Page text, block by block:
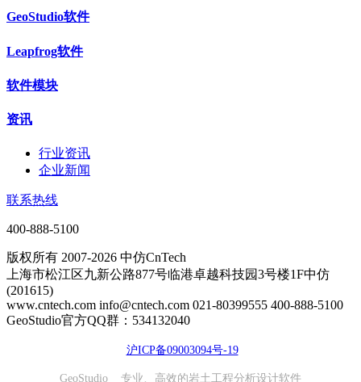
GeoStudio软件
Leapfrog软件
软件模块
资讯
行业资讯
企业新闻
联系热线
400-888-5100
版权所有 2007-2026 中仿CnTech
上海市松江区九新公路877号临港卓越科技园3号楼1F中仿
(201615)
www.cntech.com info@cntech.com 021-80399555 400-888-5100
GeoStudio官方QQ群：534132040
沪ICP备09003094号-19
GeoStudio 专业、高效的岩土工程分析设计软件